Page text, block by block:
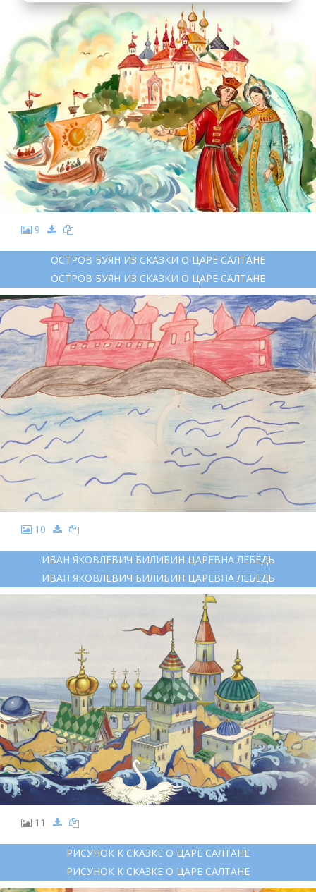
9
ОСТРОВ БУЯН ИЗ СКАЗКИ О ЦАРЕ САЛТАНЕ
ОСТРОВ БУЯН ИЗ СКАЗКИ О ЦАРЕ САЛТАНЕ
10
ИВАН ЯКОВЛЕВИЧ БИЛИБИН ЦАРЕВНА ЛЕБЕДЬ
ИВАН ЯКОВЛЕВИЧ БИЛИБИН ЦАРЕВНА ЛЕБЕДЬ
11
РИСУНОК К СКАЗКЕ О ЦАРЕ САЛТАНЕ
РИСУНОК К СКАЗКЕ О ЦАРЕ САЛТАНЕ